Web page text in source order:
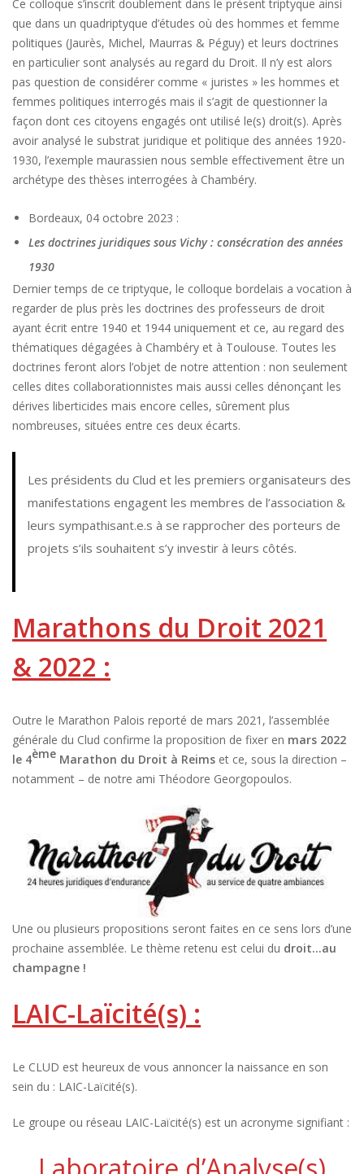
Ce colloque s’inscrit doublement dans le présent triptyque ainsi
que dans un quadriptyque d’études où des hommes et femme
politiques (Jaurès, Michel, Maurras & Péguy) et leurs doctrines
en particulier sont analysés au regard du Droit. Il n’y est alors
pas question de considérer comme « juristes » les hommes et
femmes politiques interrogés mais il s’agit de questionner la
façon dont ces citoyens engagés ont utilisé le(s) droit(s). Après
avoir analysé le substrat juridique et politique des années 1920-
1930, l’exemple maurassien nous semble effectivement être un
archétype des thèses interrogées à Chambéry.
Bordeaux, 04 octobre 2023 :
Les doctrines juridiques sous Vichy : consécration des années
1930
Dernier temps de ce triptyque, le colloque bordelais a vocation à
regarder de plus près les doctrines des professeurs de droit
ayant écrit entre 1940 et 1944 uniquement et ce, au regard des
thématiques dégagées à Chambéry et à Toulouse. Toutes les
doctrines feront alors l’objet de notre attention : non seulement
celles dites collaborationnistes mais aussi celles dénonçant les
dérives liberticides mais encore celles, sûrement plus
nombreuses, situées entre ces deux écarts.
Les présidents du Clud et les premiers organisateurs des
manifestations engagent les membres de l’association &
leurs sympathisant.e.s à se rapprocher des porteurs de
projets s’ils souhaitent s’y investir à leurs côtés.
Marathons du Droit 2021
& 2022 :
Outre le Marathon Palois reporté de mars 2021, l’assemblée
générale du Clud confirme la proposition de fixer en mars 2022
le 4ème Marathon du Droit à Reims et ce, sous la direction –
notamment – de notre ami Théodore Georgopoulos.
Une ou plusieurs propositions seront faites en ce sens lors d’une
prochaine assemblée. Le thème retenu est celui du droit…au
champagne !
LAIC-Laïcité(s) :
Le CLUD est heureux de vous annoncer la naissance en son
sein du : LAIC-Laïcité(s).
Le groupe ou réseau LAIC-Laïcité(s) est un acronyme signifiant :